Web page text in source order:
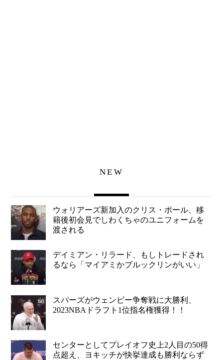
NEW
ウォリアーズ新加入のクリス・ポール、移
籍後初会見でしわくちゃのユニフォームを
渡される
デイミアン・リラード、もしトレードされ
るなら「マイアミかブルックリンがいい」
スパーズがウェンビー争奪戦に大勝利、
2023NBAドラフト1位指名権獲得！！
センターとしてプレイオフ史上2人目の50得
点超え、ヨキッチが快挙達成も勝利ならず